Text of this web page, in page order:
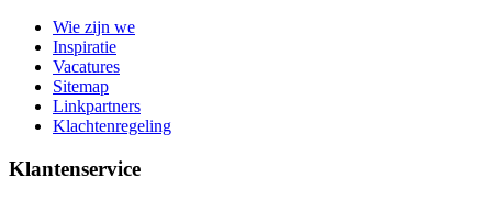
Wie zijn we
Inspiratie
Vacatures
Sitemap
Linkpartners
Klachtenregeling
Klantenservice